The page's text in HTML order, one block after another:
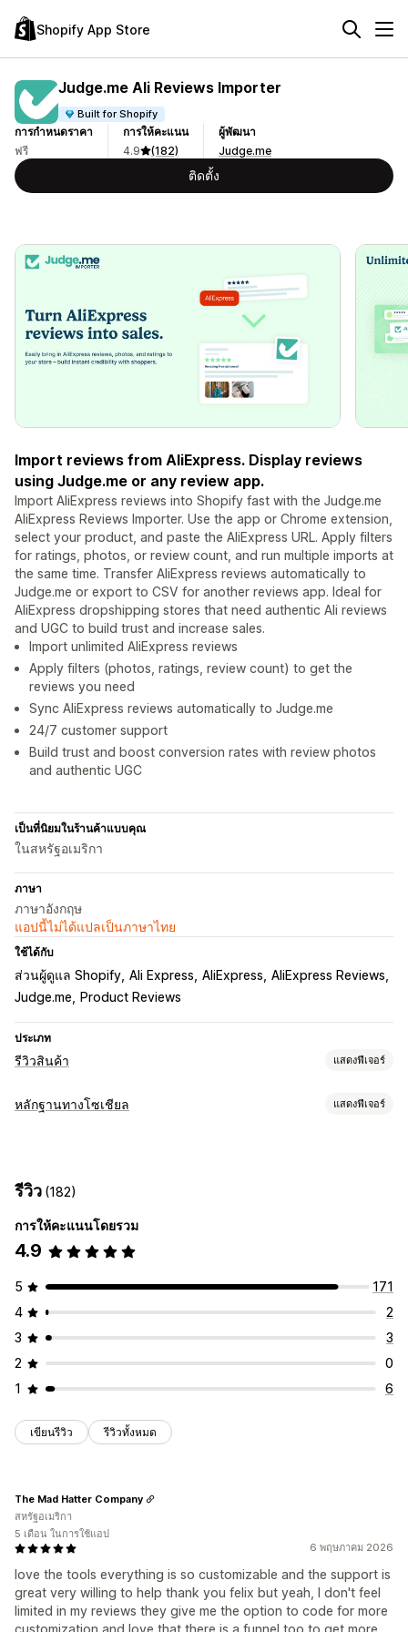
Shopify App Store
Judge.me Ali Reviews Importer
Built for Shopify
การกำหนดราคา
ฟรี
การให้คะแนน
4.9
(182)
ผู้พัฒนา
Judge.me
ติดตั้ง
Import reviews from AliExpress. Display reviews
using Judge.me or any review app.
Import AliExpress reviews into Shopify fast with the Judge.me
AliExpress Reviews Importer. Use the app or Chrome extension,
select your product, and paste the AliExpress URL. Apply filters
for ratings, photos, or review count, and run multiple imports at
the same time. Transfer AliExpress reviews automatically to
Judge.me or export to CSV for another reviews app. Ideal for
AliExpress dropshipping stores that need authentic Ali reviews
and UGC to build trust and increase sales.
Import unlimited AliExpress reviews
Apply filters (photos, ratings, review count) to get the
reviews you need
Sync AliExpress reviews automatically to Judge.me
24/7 customer support
Build trust and boost conversion rates with review photos
and authentic UGC
เป็นที่นิยมในร้านค้าแบบคุณ
ในสหรัฐอเมริกา
ภาษา
ภาษาอังกฤษ
แอปนี้ไม่ได้แปลเป็นภาษาไทย
ใช้ได้กับ
ส่วนผู้ดูแล Shopify Ali Express AliExpress AliExpress Reviews
Judge.me
Product Reviews
ประเภท
รีวิวสินค้า แสดงฟีเจอร์
ตัวเลือกการแสดงผล
นำเข้าและส่งออก
หลักฐานทางโซเชียล แสดงฟีเจอร์
รีวิว (182)
การให้คะแนนโดยรวม
4.9
5
171
4
2
3
3
2
0
1
6
เขียนรีวิว รีวิวทั้งหมด
6 พฤษภาคม 2026
love the tools everything is so customizable and the support is
great very willing to help thank you felix but yeah, I don't feel
limited in my reviews they give me the option to code for more
The Mad Hatter Company
สหรัฐอเมริกา
5 เดือน ในการใช้แอป